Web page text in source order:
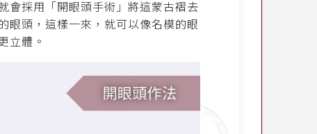
會採用「開眼頭手術」將這蒙古褶去
眼頭，這樣一來，就可以像名模的眼
立體。